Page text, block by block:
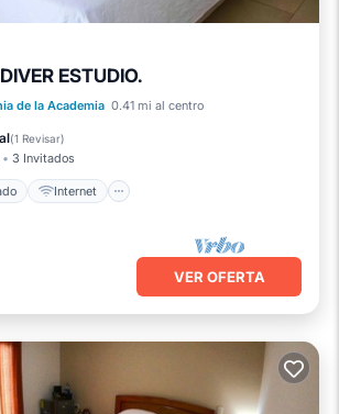
ESTUDIO.
de la Academia 0.41 mi al centro
(1 Revisar)
3 Invitados
Internet
Internet
niños
VER OFERTA